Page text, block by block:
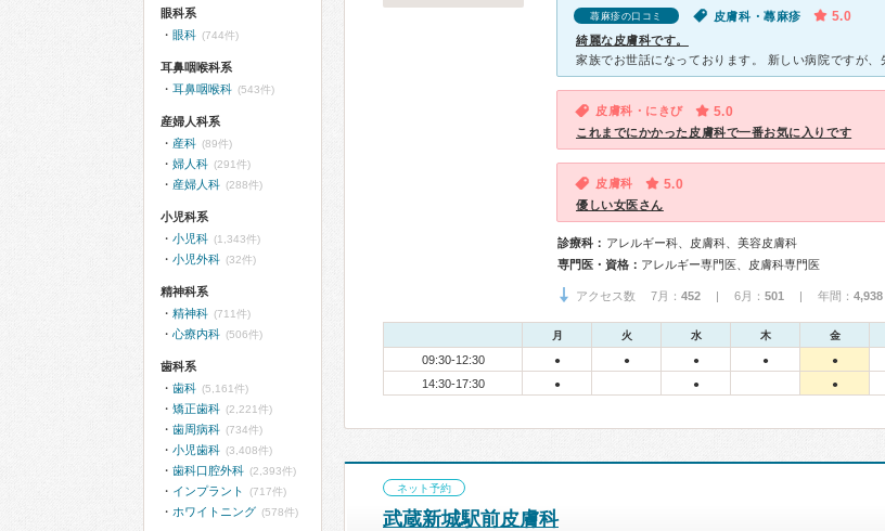
蕁麻疹の口コミ 皮膚科・蕁麻疹 5.0
綺麗な皮膚科です。
皮膚科・にきび 5.0
これまでにかかった皮膚科で一番お気に入りです
皮膚科 5.0
優しい女医さん
診療科： アレルギー科、皮膚科、美容皮膚科
専門医・資格： アレルギー専門医、皮膚科専門医
アクセス数 7月： 452 | 6月： 501 | 年間： 4,938
月 火 水 木 金
09:30-12:30 ● ● ● ● ●
14:30-17:30 ● ● ●
ネット予約
武蔵新城駅前皮膚科
眼科系
眼科 (744件)
耳鼻咽喉科系
耳鼻咽喉科 (543件)
産婦人科系
産科 (89件)
婦人科 (291件)
産婦人科 (288件)
小児科系
小児科 (1,343件)
小児外科 (32件)
精神科系
精神科 (711件)
心療内科 (506件)
歯科系
歯科 (5,161件)
矯正歯科 (2,221件)
歯周病科 (734件)
小児歯科 (3,408件)
歯科口腔外科 (2,393件)
インプラント (717件)
ホワイトニング (578件)